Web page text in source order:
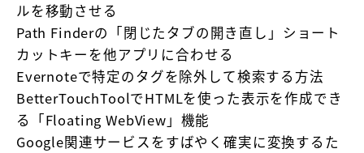
ルを移動させる
Path Finderの「閉じたタブの開き直し」ショート
カットキーを他アプリに合わせる
Evernoteで特定のタグを除外して検索する方法
BetterTouchToolでHTMLを使った表示を作成でき
る「Floating WebView」機能
Google関連サービスをすばやく確実に変換するた